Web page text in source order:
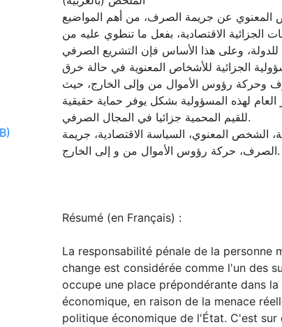
المعنوي عن جريمة الصرف، من أهم المواضيع
الجزائية الاقتصادية، بفعل ما تنطوي عليه من
للدولة، وعلى هذا الأساس فإن التشريع الصرفي
الجزائية للأشخاص المعنوية في حالة خرق
وحركة رؤوس الأموال من وإلى الخارج، حيث
لهذه المسؤولية بشكل يوفر حماية حقيقية
للقيم المحمية جزائيا في المجال الصرفي.
الشخص المعنوي، السياسة الاقتصادية، جريمة
الصرف، حركة رؤوس الأموال من و إلى الخارج.
Résumé (en Français) :
La responsabilité pénale de la personne
change est considérée comme l'un des
occupe une place prépondérante dans
économique, en raison de la menace
politique économique de l'État. C'est